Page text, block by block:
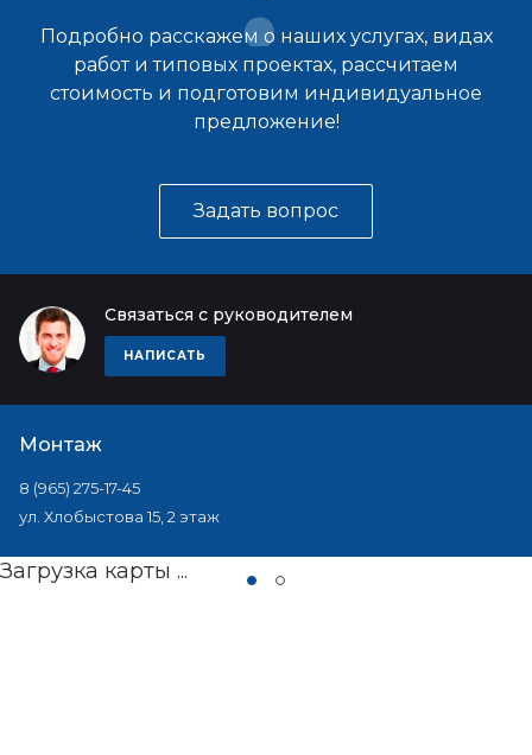
Подробно расскажем о наших услугах, видах
работ и типовых проектах, рассчитаем
стоимость и подготовим индивидуальное
предложение!
Задать вопрос
Связаться с руководителем
НАПИСАТЬ
Монтаж
8 (965) 275-17-45
ул. Хлобыстова 15, 2 этаж
Загрузка карты ...